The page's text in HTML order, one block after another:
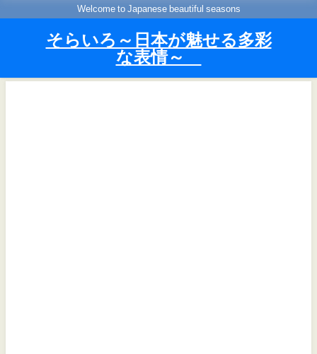
Welcome to Japanese beautiful seasons
そらいろ～日本が魅せる多彩
な表情～